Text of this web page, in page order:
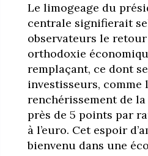
Le limogeage du
centrale signifierait
observateurs le retour
orthodoxie
remplaçant, ce dont
investisseurs, comme
renchérissement de
près de 5 points par
à l’euro. Cet espoir
bienvenu dans une